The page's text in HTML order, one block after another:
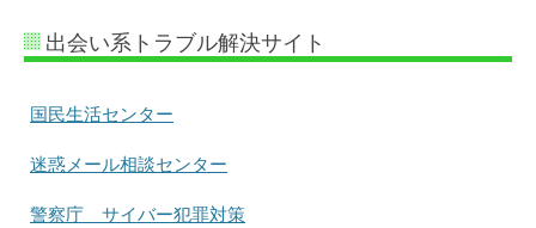
出会い系トラブル解決サイト
国民生活センター
迷惑メール相談センター
警察庁 サイバー犯罪対策